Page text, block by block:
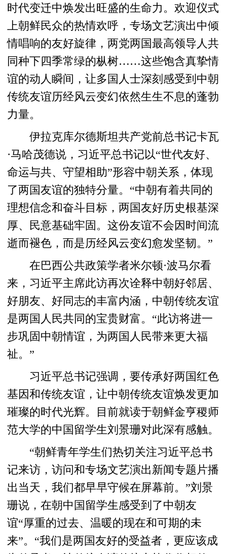
时代变迁中焕发出旺盛的生命力。欢迎仪式
上朝鲜民众的热情欢呼，专场文艺演出中倾
情唱响的友好旋律，两党两国最高领导人共
同种下四季常绿的枞树……这些饱含真挚情
谊的动人瞬间，让多国人士深刻感受到中朝
传统友谊历经风云变幻依然生生不息的蓬勃
力量。
伊拉克库尔德斯坦共产党前总书记卡瓦
·马哈茂德说，习近平总书记以“世代友好、
命运与共、守望相助”形容中朝关系，体现
了两国友谊的独特分量。“中朝有着共同的
理想信念和奋斗目标，两国友好历史根基深
厚、民意基础牢固。这份友谊不会因时间流
逝而褪色，而是历经风云变幻愈发坚韧。”
在巴西公共政策学者米尔顿·波马尔看
来，习近平主席此访再次诠释中朝好邻居、
好朋友、好同志的丰富内涵，中朝传统友谊
是两国人民共同的宝贵财富。“此访将进一
步巩固中朝情谊，为两国人民带来更大福
祉。”
习近平总书记强调，要传承好两国红色
基因和传统友谊，让中朝传统友谊焕发更加
璀璨的时代光辉。目前就读于朝鲜金亨稷师
范大学的中国留学生刘景珊对此深有感触。
“朝鲜青年学生们热切关注习近平总书
记来访，访问和专场文艺演出新闻专题片播
出当天，我们都早早守候在屏幕前。”刘景
珊说，在朝中国留学生感受到了中朝友
谊“厚重的过去、温暖的现在和可期的未
来”。“我们是两国友好的受益者，更应该成